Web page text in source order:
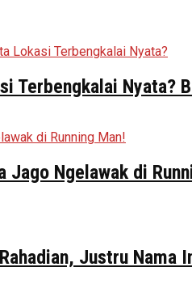
Terbengkalai Nyata?
Jago Ngelawak di
Justru Nama